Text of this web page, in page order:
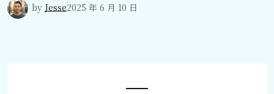
by Jesse2025 年 6 月 10 日